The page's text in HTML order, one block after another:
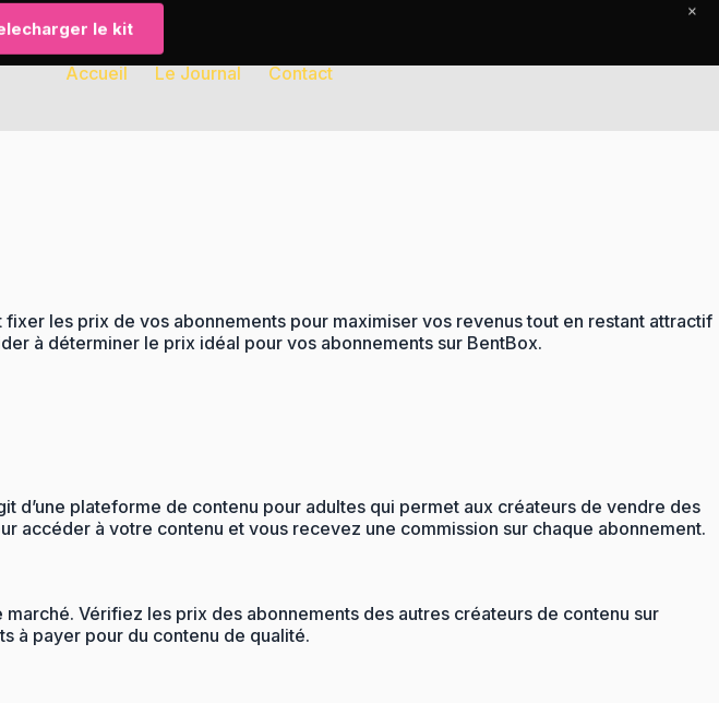
Accueil Le Journal Contact
les prix de vos abonnements pour maximiser vos revenus tout en restant attractif
à déterminer le prix idéal pour vos abonnements sur BentBox.
d’une plateforme de contenu pour adultes qui permet aux créateurs de vendre des
accéder à votre contenu et vous recevez une commission sur chaque abonnement.
Vérifiez les prix des abonnements des autres créateurs de contenu sur
à payer pour du contenu de qualité.
le kit
×